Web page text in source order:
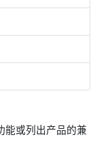
能或列出产品的兼